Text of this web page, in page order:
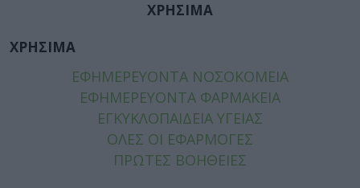
ΧΡΗΣΙΜΑ
ΧΡΗΣΙΜΑ
ΕΦΗΜΕΡΕΥΟΝΤΑ ΝΟΣΟΚΟΜΕΙΑ
ΕΦΗΜΕΡΕΥΟΝΤΑ ΦΑΡΜΑΚΕΙΑ
ΕΓΚΥΚΛΟΠΑΙΔΕΙΑ ΥΓΕΙΑΣ
ΟΛΕΣ ΟΙ ΕΦΑΡΜΟΓΕΣ
ΠΡΩΤΕΣ ΒΟΗΘΕΙΕΣ